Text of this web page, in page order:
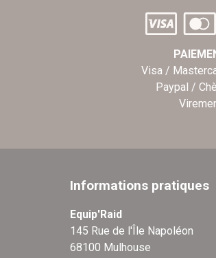
Visa /
Paypal /
Informations pratiques
Equip'Raid
145 Rue de l'Île Napoléon
68100 Mulhouse